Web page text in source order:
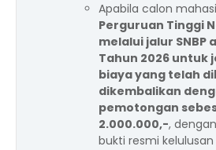
Apabila calon
Perguruan Tinggi
melalui jalur SNBP
Tahun 2026 untuk
biaya yang telah
dikembalikan
pemotongan
2.000.000,-,
bukti resmi kelulusan